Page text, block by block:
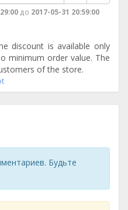
до 2017-05-31 20:59:00
discount is available only
minimum order value. The
of the store.
Будьте